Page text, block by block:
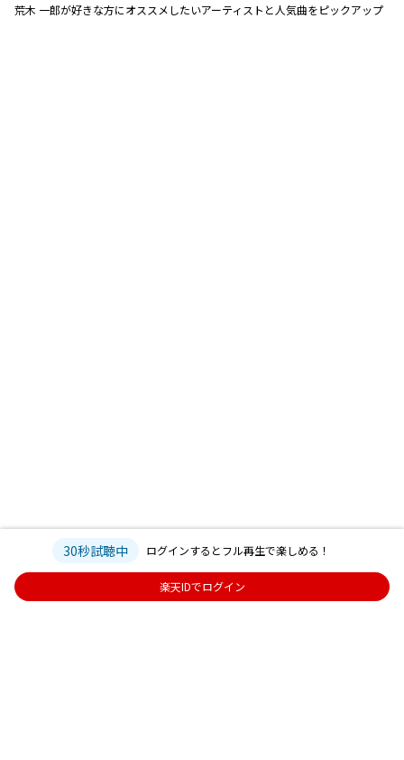
荒木 一郎が好きな方にオススメしたいアーティストと人気曲をピックアップ
30秒試聴中 ログインするとフル再生で楽しめる！
楽天IDでログイン